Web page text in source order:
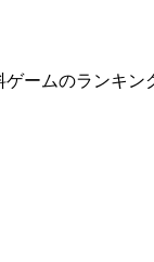
ームのランキン